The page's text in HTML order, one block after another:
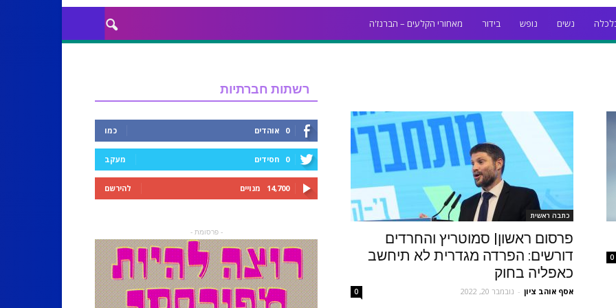
נשים נופש בידור מאחורי הקלעים – הברנז'ה
0
כתבה ראשית
פרסום ראשון| סמוטריץ והחרדים
דורשים: הפרדה מגדרית לא תיחשב
כאפליה בחוק
אסף אוהב ציון - נובמבר 20, 2022 0
רשתות חברתיות
0 אוהדים כמו
0 חסידים מעקב
14,700 מנויים להירשם
- פרסומת -